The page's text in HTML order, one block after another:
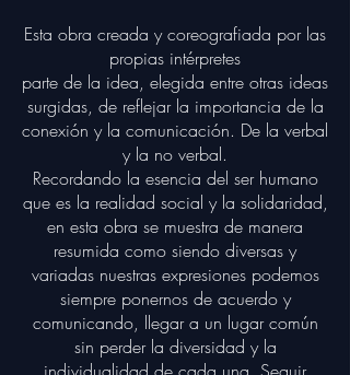
Esta obra creada y coreografiada por las
propias intérpretes
parte de la idea, elegida entre otras ideas
surgidas, de reflejar la importancia de la
conexión y la comunicación. De la verbal
y la no verbal.
Recordando la esencia del ser humano
que es la realidad social y la solidaridad,
en esta obra se muestra de manera
resumida como siendo diversas y
variadas nuestras expresiones podemos
siempre ponernos de acuerdo y
comunicando, llegar a un lugar común
sin perder la diversidad y la